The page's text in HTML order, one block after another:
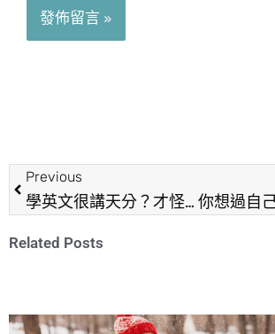
上一頁
Previous
學英文很講天分？才怪！
Related Posts